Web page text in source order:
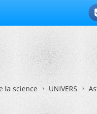
la science UNIVERS